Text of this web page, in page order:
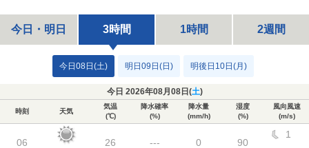
今日・明日 3時間 1時間 2週間
今日08日(土) 明日09日(日) 明後日10日(月)
今日 2026年08月08日(土)
時刻 天気
気温
(℃)
降水確率
(%)
降水量
(mm/h)
湿度
(%)
風向風速
(m/s)
06
26 --- 0 90
1